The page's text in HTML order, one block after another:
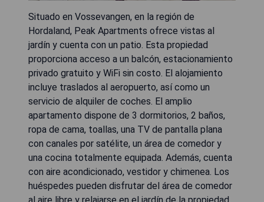
Situado en Vossevangen, en la región de
Hordaland, Peak Apartments ofrece vistas al
jardín y cuenta con un patio. Esta propiedad
proporciona acceso a un balcón, estacionamiento
privado gratuito y WiFi sin costo. El alojamiento
incluye traslados al aeropuerto, así como un
servicio de alquiler de coches. El amplio
apartamento dispone de 3 dormitorios, 2 baños,
ropa de cama, toallas, una TV de pantalla plana
con canales por satélite, un área de comedor y
una cocina totalmente equipada. Además, cuenta
con aire acondicionado, vestidor y chimenea. Los
huéspedes pueden disfrutar del área de comedor